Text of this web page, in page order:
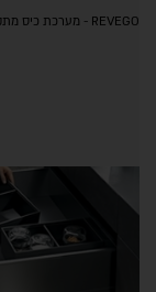
REVEGO - מערכת כיס מתקדמת לעיצוב המרחב